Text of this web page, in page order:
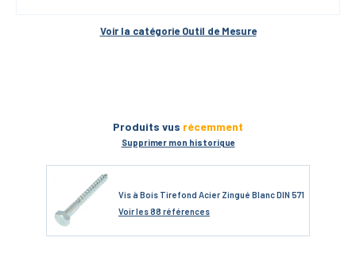
Voir la catégorie Outil de Mesure
Produits vus récemment
Supprimer mon historique
Vis à Bois Tirefond Acier Zingué Blanc DIN 571
Voirles 88 références